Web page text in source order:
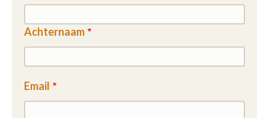
Achternaam
Email